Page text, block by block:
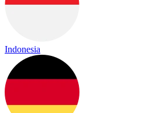
Indonesia